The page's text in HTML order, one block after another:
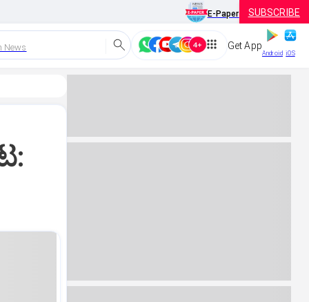
E-Paper SUBSCRIBE
News Get App
Android iOS